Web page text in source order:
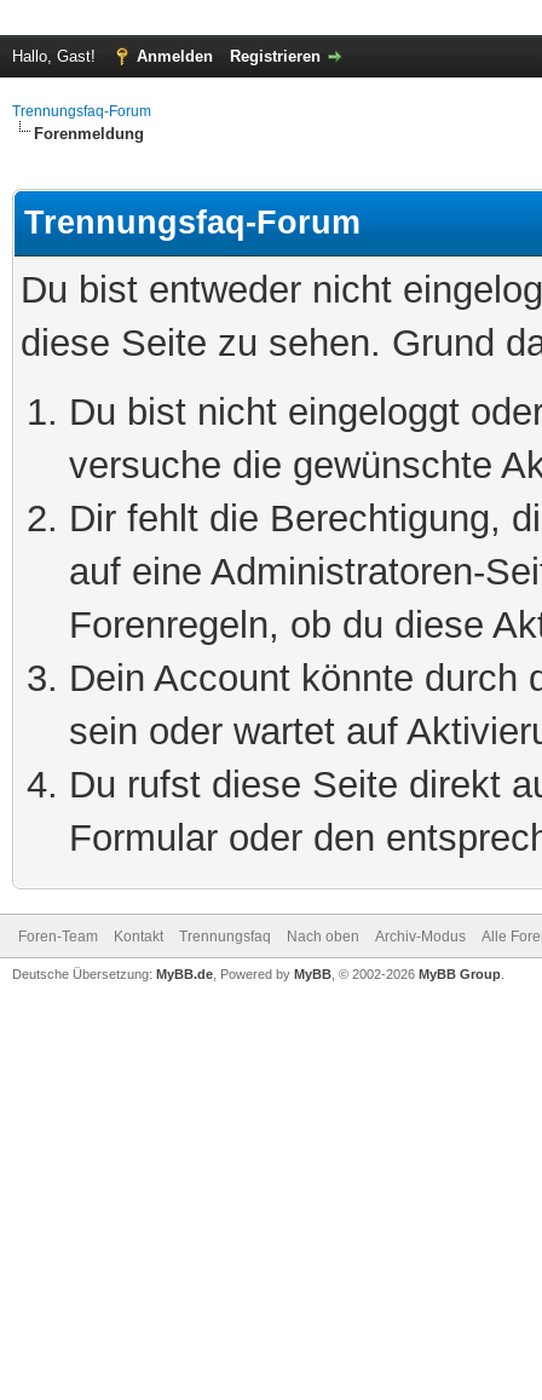
Hallo, Gast! Anmelden Registrieren
Trennungsfaq-Forum
Forenmeldung
Trennungsfaq-Forum
Du bist entweder nicht
diese Seite zu sehen. Grund
Du bist nicht eingeloggt
versuche die gewünschte
Dir fehlt die Berechtigung,
auf eine Administratoren-
Forenregeln, ob du diese
Dein Account könnte durch
sein oder wartet auf
Du rufst diese Seite direkt
Formular oder den
Foren-Team Kontakt Trennungsfaq Nach oben Archiv-Modus Alle
Deutsche Übersetzung: MyBB.de , Powered by MyBB , © 2002-2026 MyBB Group